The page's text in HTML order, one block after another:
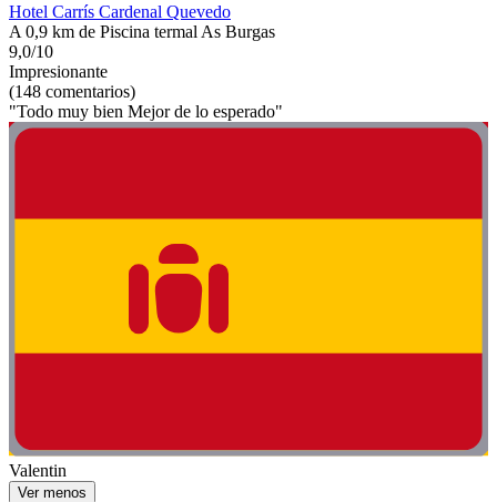
Hotel Carrís Cardenal Quevedo
A 0,9 km de Piscina termal As Burgas
9,0/10
Impresionante
(148 comentarios)
"Todo muy bien Mejor de lo esperado"
Valentin
Ver menos